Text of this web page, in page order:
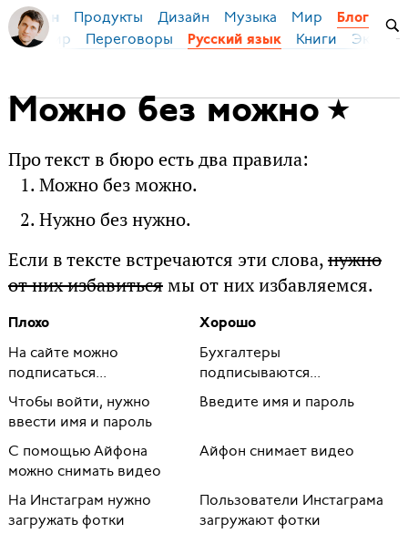
Бирман Продукты Дизайн Музыка Мир Блог
Мир Переговоры Русский язык Книги
Можно без можно
Про текст в бюро есть два правила:
Можно без можно.
Нужно без нужно.
Если в тексте встречаются эти слова,нужно
от них избавитьсямы от них избавляемся.
Плохо Хорошо
На сайте можно
подписаться...
Бухгалтеры
подписываются...
Чтобы войти, нужно
ввести имя и пароль
Введите имя и пароль
С помощью Айфона
можно снимать видео
Айфон снимает видео
На Инстаграм нужно
загружать фотки
Пользователи Инстаграма
загружают фотки